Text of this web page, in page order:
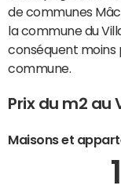
de communes
la commune du
conséquent moins
commune.
Prix du m2 au
Maisons et